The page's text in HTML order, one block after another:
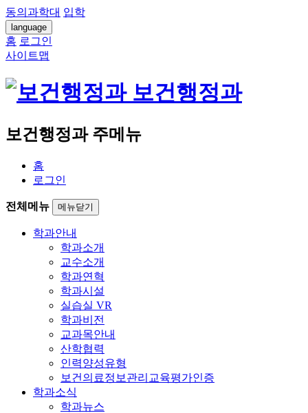
동의과학대 입학
language
홈 로그인
사이트맵
보건행정과
보건행정과 주메뉴
홈
로그인
전체메뉴 메뉴닫기
학과안내
학과소개
교수소개
학과연혁
학과시설
실습실 VR
학과비전
교과목안내
산학협력
인력양성유형
보건의료정보관리교육평가인증
학과소식
학과뉴스